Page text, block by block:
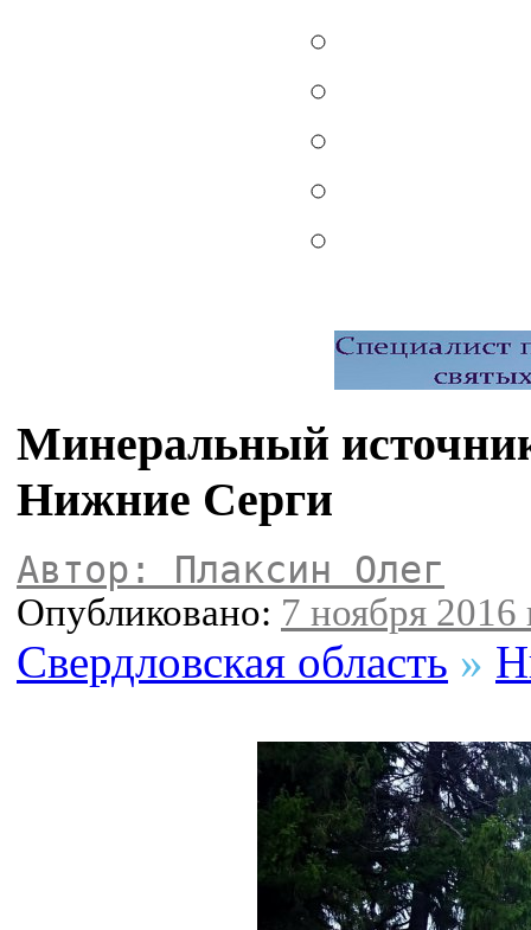
Минеральный
Нижние Серги
Автор: Плаксин Олег
Опубликовано: 7 ноября 2016
Свердловская область »